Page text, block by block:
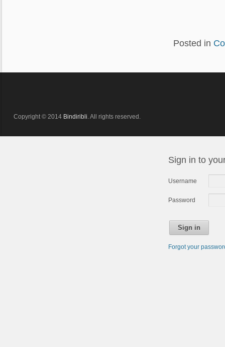
Posted in
Copyright © 2014 Bindiribli. All rights reserved.
Sign in to
Username
Password
Sign in
Forgot your